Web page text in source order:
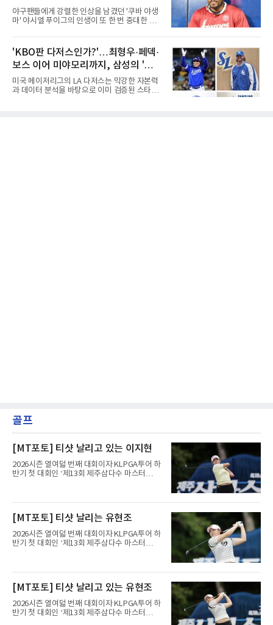
대별 상징성과 업적을 고려하면 충분히 설득력
있는 이름들이다.선동열은 한국 야구가 배출한
최고의 투수로 평가받는다. 해태 시절 통산 146
프로야구에서도 성공하며 한국 선수의 해외 진
출 가능성을 보여준 상징적인 존
야구팬들에게 강렬한 인상을 남겼던 '쿠바 야생
마' 야시엘 푸이그의 인생이 또 한 번 중대한 갈
거액을 벌었던 푸이그가 연방 사건 선고를 앞두
고 파산보호를 신청했다.푸이그는 최근 미국 플
로리다 파산 법원에 챕터11 파산보호 신청을 냈
다. 챕터11은 기업이나 개인이 채권자들과 협의
를 통해 재정 구조를 재편할 수 있도록 돕는 제도
다.미 매체들에 따르면 푸이그의 자산 규모는
1000만~5000만 달러(약 146억~730억 원), 부
'KBO판 다저스인가?'…최형우·페덱·
보스 이어 미야모리까지, 삼성의 '스펙
만렙' 승부수
미국 메이저리그의 LA 다저스는 막강한 자본력
과 데이터 분석을 바탕으로 이미 검증된 스타들
골프
[MT포토] 티샷 날리고 있는 이지현
2026시즌 열여덟 번째 대회이자 KLPGA투어 하
반기 첫 대회인 ‘제13회 제주삼다수 마스터
트(파72/6,767야드)에서 열리고 있다.9일 현재
홀에서 경기하고 있다.
[MT포토] 티샷 날리는 유현조
2026시즌 열여덟 번째 대회이자 KLPGA투어 하
반기 첫 대회인 ‘제13회 제주삼다수 마스터
트(파72/6,767야드)에서 열리고 있다.9일 현재
홀에서 경기하고 있다.
[MT포토] 티샷 날리고 있는 유현조
2026시즌 열여덟 번째 대회이자 KLPGA투어 하
반기 첫 대회인 ‘제13회 제주삼다수 마스터